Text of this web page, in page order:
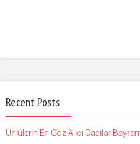
Recent Posts
Ünlülerin En Göz Alıcı Cadılar